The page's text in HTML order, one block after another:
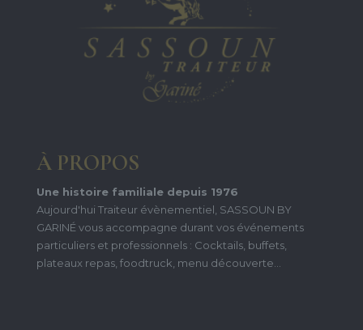
À PROPOS
Une histoire familiale depuis 1976
Aujourd'hui Traiteur évènementiel, SASSOUN BY
GARINÉ vous accompagne durant vos événements
particuliers et professionnels : Cocktails, buffets,
plateaux repas, foodtruck, menu découverte...